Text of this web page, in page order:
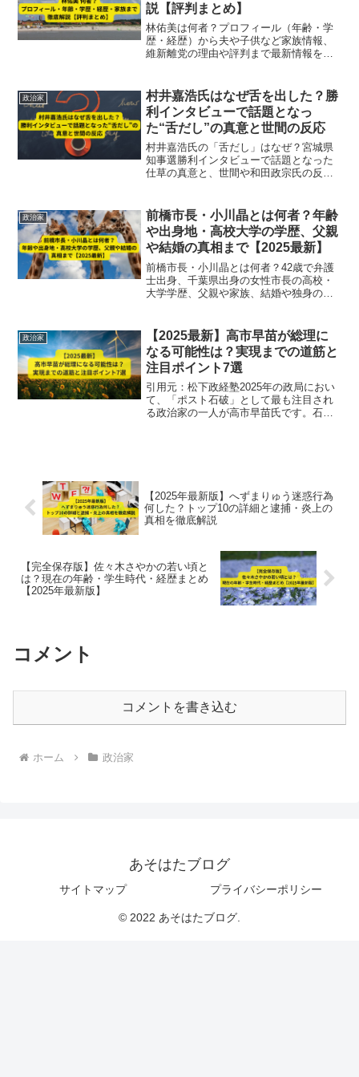
説【評判まとめ】
林佑美は何者？プロフィール（年齢・学
歴・経歴）から夫や子供など家族情報、
維新離党の理由や評判まで最新情報をも
政治家
村井嘉浩氏はなぜ舌を出した？勝
利インタビューで話題となっ
た“舌だし”の真意と世間の反応
村井嘉浩氏の「舌だし」はなぜ？宮城県
知事選勝利インタビューで話題となった
仕草の真意と、世間や和田政宗氏の反
政治家
前橋市長・小川晶とは何者？年齢
や出身地・高校大学の学歴、父親
や結婚の真相まで【2025最新】
前橋市長・小川晶とは何者？42歳で弁護
士出身、千葉県出身の女性市長の高校・
大学学歴、父親や家族、結婚や独身の真
政治家
【2025最新】高市早苗が総理に
なる可能性は？実現までの道筋と
注目ポイント7選
引用元：松下政経塾2025年の政局におい
て、「ポスト石破」として最も注目され
る政治家の一人が高市早苗氏です。石破
【2025年最新版】へずまりゅう迷惑行為
何した？トップ10の詳細と逮捕・炎上の
真相を徹底解説
【完全保存版】佐々木さやかの若い頃と
は？現在の年齢・学生時代・経歴まとめ
【2025年最新版】
コメント
コメントを書き込む
ホーム 政治家
あそはたブログ
サイトマップ プライバシーポリシー
© 2022 あそはたブログ.